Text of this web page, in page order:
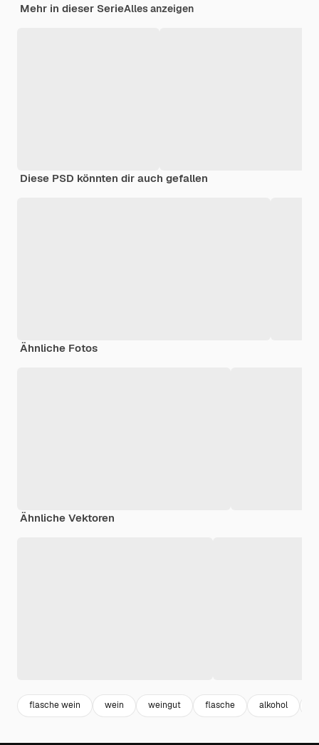
Mehr in dieser SerieAlles anzeigen
Diese PSD könnten dir auch gefallen
Ähnliche Fotos
Ähnliche Vektoren
flasche wein wein weingut flasche alkohol